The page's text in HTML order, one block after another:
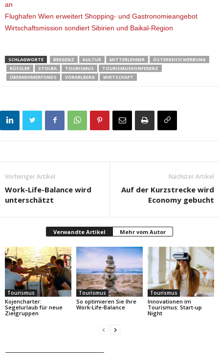
an
Flughafen Wien erweitert Shopping- und Gastronomieangebot
Wirtschaftsmission sondiert Sibirien und Baikal-Region
SCHLAGWORTE BREGENZ KULTUR MITTERLEHNER
ÖSTERREICH WERBUNG
RÜSSLER
STOLBA TOURISMUS
TOURISMUSKONFERENZ
ÜBERNEHMERFONDS
VORARLBERG WIRTSCHAFT
Vorheriger Artikel
Work-Life-Balance wird
unterschätzt
Nächster Artikel
Auf der Kurzstrecke wird
Economy gebucht
Verwandte Artikel Mehr vom Autor
Tourismus
Kojencharter:
Segelurlaub für neue
Zielgruppen
Tourismus
So optimieren Sie Ihre
Work-Life-Balance
Tourismus
Innovationen im
Tourismus: Start-up
Night